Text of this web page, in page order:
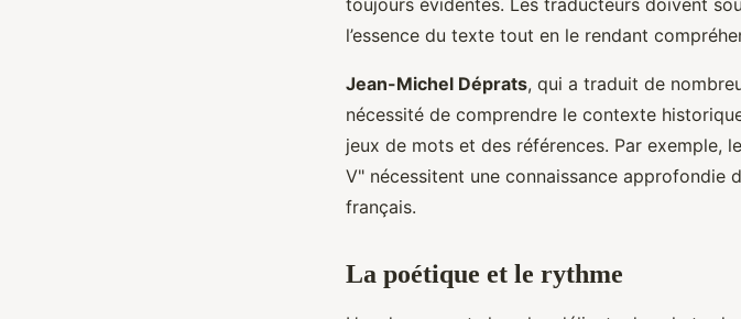
l’essence du texte tout en le rendant
Jean-Michel Déprats, qui a traduit de
nécessité de comprendre le contexte
jeux de mots et des références. Par exemple,
V" nécessitent une connaissance approfondie
français.
La poétique et le rythme